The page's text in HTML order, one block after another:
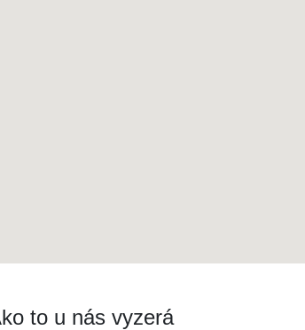
to u nás vyzerá